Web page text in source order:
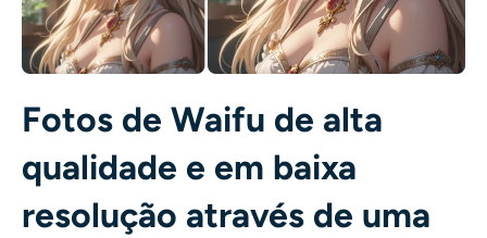
Fotos de Waifu de alta
qualidade e em baixa
resolução através de uma